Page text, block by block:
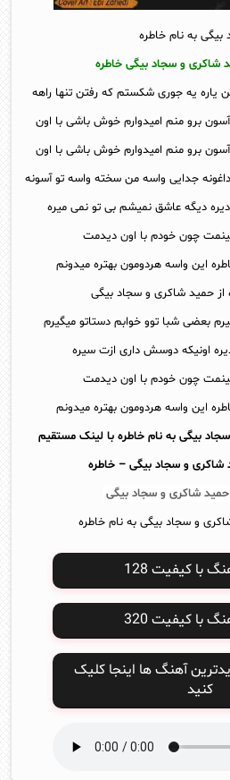
به نام خاطره
شاکری و سجاد بیگی خاطره
یاره یه جوری شکستم که رفتن تنها راهه
برو منم امیدوارم خوش باشی با اون
برو منم امیدوارم خوش باشی با اون
جدایی واسه من سخته واسه تو آسونه
دیگه عاشق نمیشم بی تو نمی میره
چون خودم با اون دیدمت
این واسه هردومون بهتره میدونم
از حمید شاکری و سجاد بیگی
بعضی شبا توو خوابم دستاتو میگیرم
اونیکه دوسش داری ازت سیره
چون خودم با اون دیدمت
این واسه هردومون بهتره میدونم
بیگی به نام خاطره با لینک مستقیم
شاکری و سجاد بیگی – خاطره
حمید شاکری و سجاد بیگی
و سجاد بیگی به نام خاطره
با کیفیت 128
با کیفیت 320
آهنگ ها اینجا کلیک
کنید